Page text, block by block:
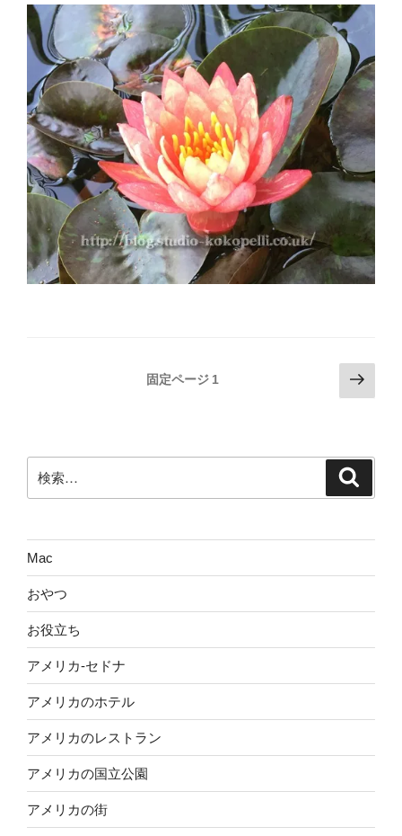
ー
ジ
り
固定ページ 1
次
の
ジ
索:
Mac
おやつ
お役立ち
アメリカ-セドナ
アメリカのホテル
アメリカのレストラン
アメリカの国立公園
アメリカの街